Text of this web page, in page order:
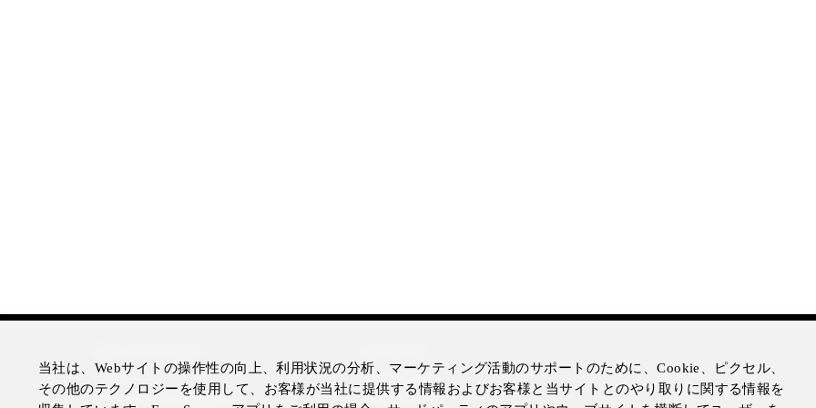
Press Room
Four Seasons Magazine
Legal Notice
Privacy Notice
当社は、Webサイトの操作性の向上、利用状況の分析、マーケティング活動のサポートのために、Cookie、ピクセル、
その他のテクノロジーを使用して、お客様が当社に提供する情報およびお客様と当サイトとのやり取りに関する情報を